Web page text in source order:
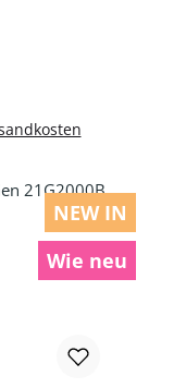
NEW IN
Wie neu